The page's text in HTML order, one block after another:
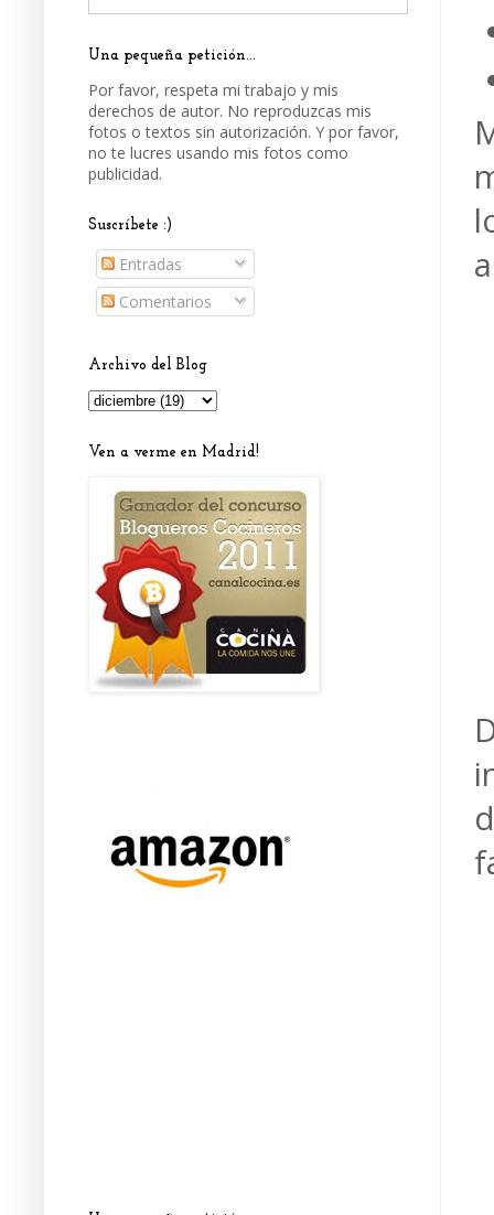
Una pequeña petición...
Por favor, respeta mi trabajo y mis
derechos de autor. No reproduzcas mis
fotos o textos sin autorización. Y por favor,
no te lucres usando mis fotos como
publicidad.
Suscríbete :)
Entradas
Comentarios
Archivo del Blog
Ven a verme en Madrid!